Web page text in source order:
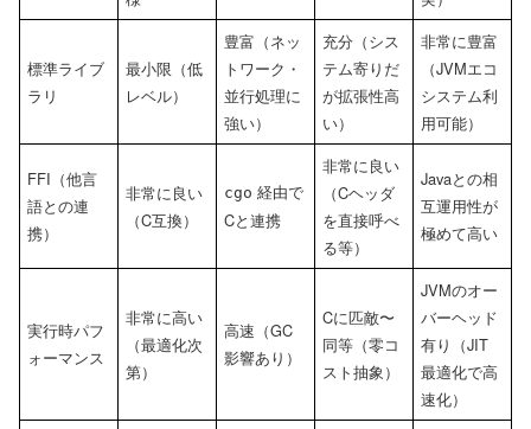
標準ライブ
ラリ
最小限（低
レベル）
豊富（ネッ
トワーク・
並行処理に
強い）
充分（シス
テム寄りだ
が拡張性高
い）
非常に豊富
（JVMエコ
システム利
用可能）
FFI（他言
語との連
携）
非常に良い
（C互換）
cgo 経由で
Cと連携
非常に良い
（Cヘッダ
を直接呼べ
る等）
Javaとの相
互運用性が
極めて高い
実行時パフ
ォーマンス
非常に高い
（最適化次
第）
高速（GC
影響あり）
Cに匹敵〜
同等（零コ
スト抽象）
JVMのオー
バーヘッド
有り（JIT
最適化で高
速化）